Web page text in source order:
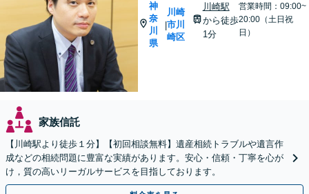
神
奈
川
県
|
川崎
市川
崎区
川崎駅
から徒歩
1分
営業時間：09:00~
20:00（土日祝
日）
家族信託
【川崎駅より徒歩１分】【初回相談無料】遺産相続トラブルや遺言作
成などの相続問題に豊富な実績があります。安心・信頼・丁寧を心が
け，質の高いリーガルサービスを目指しております。